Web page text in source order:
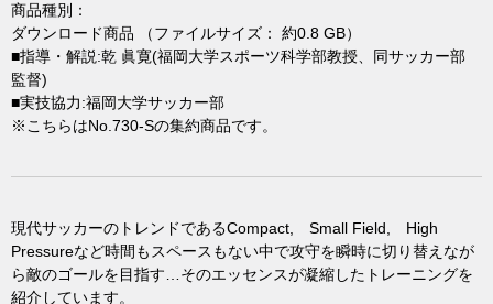
商品種別：
ダウンロード商品 （ファイルサイズ： 約0.8 GB）
■指導・解説:乾 眞寛(福岡大学スポーツ科学部教授、同サッカー部
監督)
■実技協力:福岡大学サッカー部
※こちらはNo.730-Sの集約商品です。
現代サッカーのトレンドであるCompact, Small Field, High
Pressureなど時間もスペースもない中で攻守を瞬時に切り替えなが
ら敵のゴールを目指す…そのエッセンスが凝縮したトレーニングを
紹介しています。